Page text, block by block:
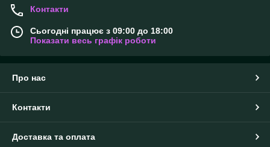
Контакти
Сьогодні працює з 09:00 до 18:00
Показати весь графік роботи
Про нас
Контакти
Доставка та оплата